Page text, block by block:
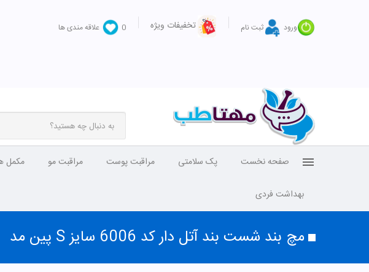
ورود ثبت نام تخفیفات ویژه 0 علاقه مندی ها
صفحه نخست پک سلامتی مراقبت پوست مراقبت مو مکمل
بهداشت فردی
مچ بند شست بند آتل دار کد 6006 سایز S پین مد